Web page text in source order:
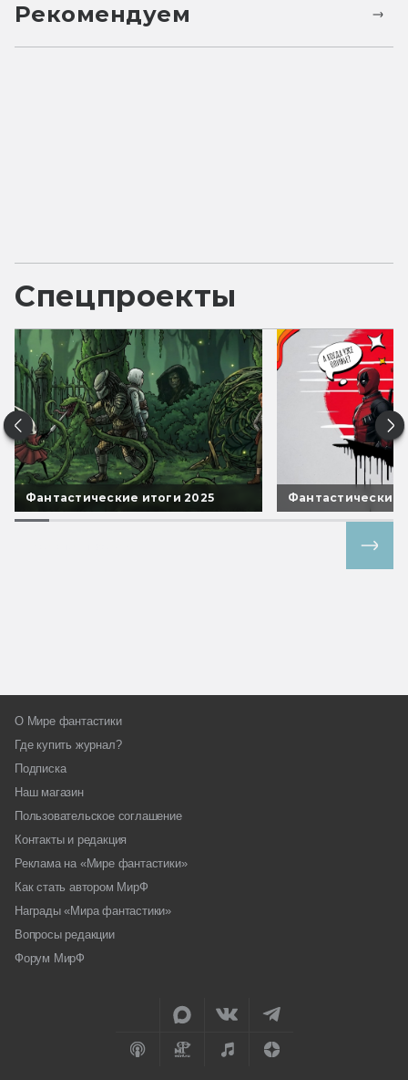
Рекомендуем
Спецпроекты
Фантастические итоги 2025 Фантастические
О Мире фантастики
Где купить журнал?
Подписка
Наш магазин
Пользовательское соглашение
Контакты и редакция
Реклама на «Мире фантастики»
Как стать автором МирФ
Награды «Мира фантастики»
Вопросы редакции
Форум МирФ